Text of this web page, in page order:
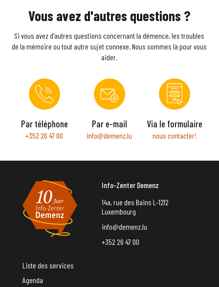
Vous avez d'autres questions ?
Si vous avez d'autres questions concernant la démence, les troubles
de la mémoire ou tout autre sujet connexe. Nous sommes là pour vous
aider.
Par téléphone
+352 26 47 00
Par e-mail
info@demenz.lu
Via le formulaire
nous contacter!
Info-Zenter Demenz
14a, rue des Bains L-1212
Luxembourg
info@demenz.lu
+352 26 47 00
Liste des services
Agenda